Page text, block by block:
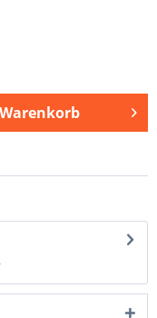
Warenkorb